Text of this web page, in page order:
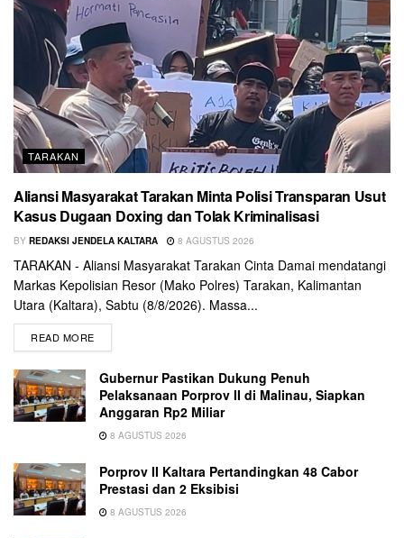
TARAKAN
Aliansi Masyarakat Tarakan Minta Polisi Transparan Usut
Kasus Dugaan Doxing dan Tolak Kriminalisasi
BY REDAKSI JENDELA KALTARA 8 AGUSTUS 2026
TARAKAN - Aliansi Masyarakat Tarakan Cinta Damai mendatangi
Markas Kepolisian Resor (Mako Polres) Tarakan, Kalimantan
Utara (Kaltara), Sabtu (8/8/2026). Massa...
READ MORE
Gubernur Pastikan Dukung Penuh
Pelaksanaan Porprov II di Malinau, Siapkan
Anggaran Rp2 Miliar
8 AGUSTUS 2026
Porprov II Kaltara Pertandingkan 48 Cabor
Prestasi dan 2 Eksibisi
8 AGUSTUS 2026